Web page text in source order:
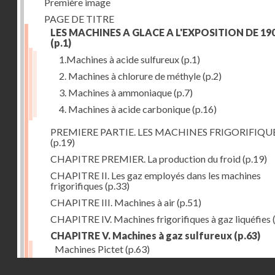
PAGE DE TITRE
LES MACHINES A GLACE A L'EXPOSITION DE
(p.1)
1.Machines à acide sulfureux(p.1)
2. Machines à chlorure de méthyle(p.2)
3. Machines à ammoniaque(p.7)
4. Machines à acide carbonique(p.16)
PREMIERE PARTIE. LES MACHINES
(p.19)
CHAPITRE PREMIER. La production du froid(p.19)
CHAPITRE II. Les gaz employés dans les machines
frigorifiques (p.33)
CHAPITRE III. Machines à air(p.51)
CHAPITRE IV. Machines frigorifiques à gaz liquéfies
CHAPITRE V. Machines à gaz sulfureux (p.63)
Machines Pictet(p.63)